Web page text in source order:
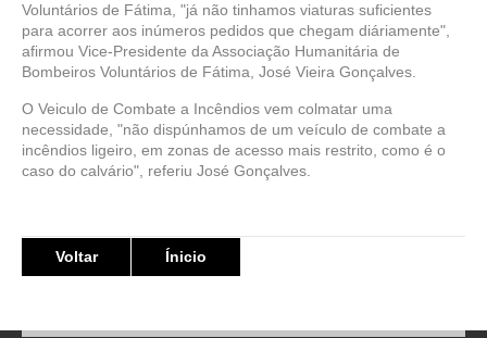
Voluntários de Fátima, "já não tinhamos viaturas suficientes
para acorrer aos inúmeros pedidos que chegam diáriamente",
afirmou Vice-Presidente da Associação Humanitária de
Bombeiros Voluntários de Fátima, José Vieira Gonçalves.
O Veiculo de Combate a Incêndios vem colmatar uma
necessidade, "não dispúnhamos de um veículo de combate a
incêndios ligeiro, em zonas de acesso mais restrito, como é o
caso do calvário", referiu José Gonçalves.
Voltar Ínicio